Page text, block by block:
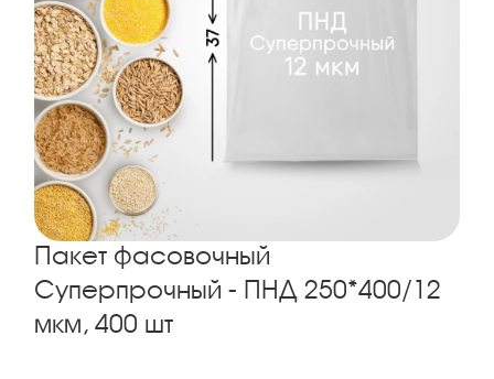
Пакет фасовочный
Суперпрочный - ПНД 250*400/12
мкм, 400 шт